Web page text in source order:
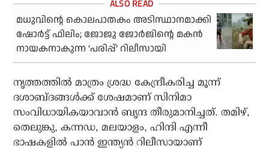
മധുവിന്റെ കൊലപാതകം അടിസ്ഥാനമാക്കി
ഷോര്‍ട്ട് ഫിലിം; ജോജു ജോര്‍ജിന്റെ മകന്‍
നായകനാകുന്ന ‘പരിപ്പ്’ റിലീസായി
നൃത്തത്തില്‍ മാത്രം ശ്രദ്ധ കേന്ദ്രീകരിച്ച മൂന്ന്
ദശാബ്ദങ്ങള്‍ക്ക് ശേഷമാണ് സിനിമാ
സംവിധായികയാവാന്‍ ബൃന്ദ തീരുമാനിച്ചത്. തമിഴ്,
തെലുങ്കു, കന്നഡ, മലയാളം, ഹിന്ദി എന്നീ
ഭാഷകളില്‍ പാന്‍ ഇന്ത്യന്‍ റിലീസായാണ്